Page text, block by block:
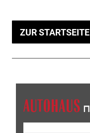
ZUR STARTSEITE